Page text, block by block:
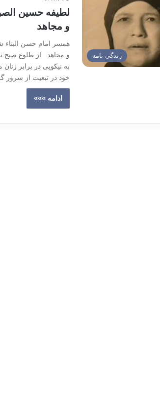
زندگی نامه
لطیفه حسین
و مجاهد
همسر امام حسن البناء
و ‏مجاهد از طلوع صبح
به نیکویی در برابر
خود در تبعیت از سرور
ادامه »»»